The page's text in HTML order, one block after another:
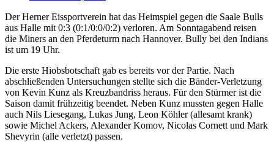
Der Herner Eissportverein hat das Heimspiel gegen die Saale Bulls
aus Halle mit 0:3 (0:1/0:0/0:2) verloren. Am Sonntagabend reisen
die Miners an den Pferdeturm nach Hannover. Bully bei den Indians
ist um 19 Uhr.
Die erste Hiobsbotschaft gab es bereits vor der Partie. Nach
abschließenden Untersuchungen stellte sich die Bänder-Verletzung
von Kevin Kunz als Kreuzbandriss heraus. Für den Stürmer ist die
Saison damit frühzeitig beendet. Neben Kunz mussten gegen Halle
auch Nils Liesegang, Lukas Jung, Leon Köhler (allesamt krank)
sowie Michel Ackers, Alexander Komov, Nicolas Cornett und Mark
Shevyrin (alle verletzt) passen.